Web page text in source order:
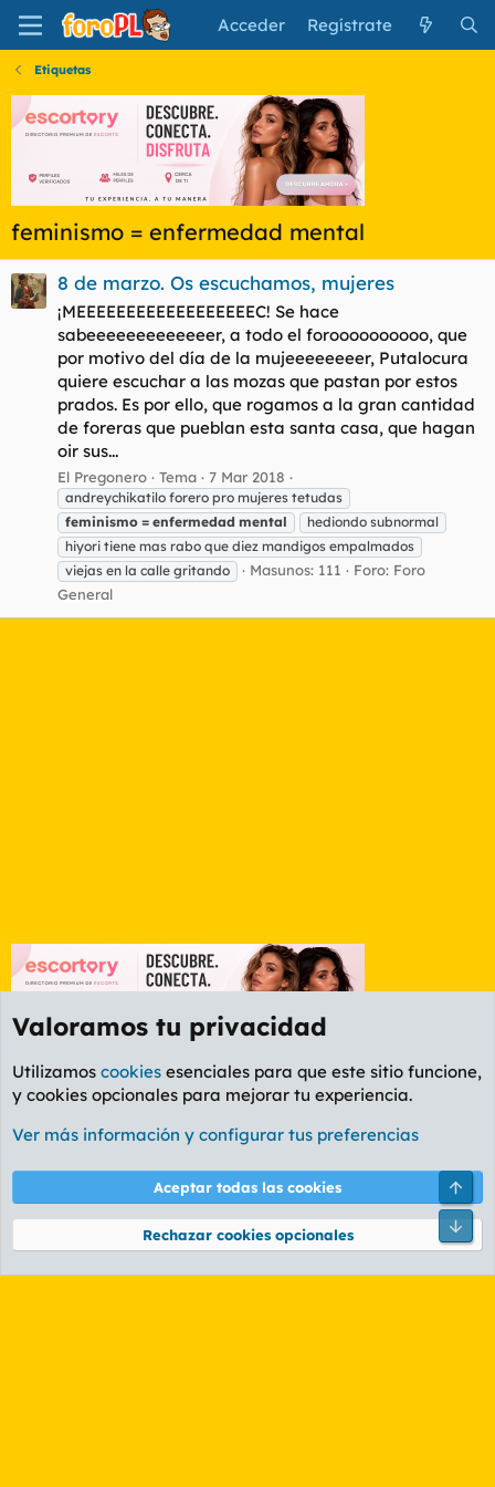
Acceder Regístrate
Etiquetas
feminismo = enfermedad mental
8 de marzo. Os escuchamos, mujeres
¡MEEEEEEEEEEEEEEEEEEC! Se hace
sabeeeeeeeeeeeeer, a todo el foroooooooooo, que
por motivo del día de la mujeeeeeeeer, Putalocura
quiere escuchar a las mozas que pastan por estos
prados. Es por ello, que rogamos a la gran cantidad
de foreras que pueblan esta santa casa, que hagan
oir sus...
El Pregonero Tema 7 Mar 2018
andreychikatilo forero pro mujeres tetudas
feminismo = enfermedad mental
hediondo subnormal
hiyori tiene mas rabo que diez mandigos empalmados
viejas en la calle gritando
Masunos: 111 Foro: Foro
General
Etiquetas
Cookies
PL OLDSTYLE AMARILLO
Términos y reglas Política de privacidad Ayuda
Community platform by XenForo® © 2010-2026 XenForo Ltd.
Valoramos tu privacidad
Utilizamos cookies esenciales para que este sitio funcione,
y cookies opcionales para mejorar tu experiencia.
Ver más información y configurar tus preferencias
Aceptar todas las cookies
Rechazar cookies opcionales
Pie